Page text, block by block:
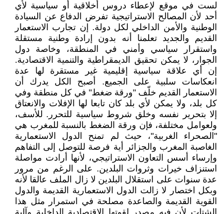
لست في موقع لإعطاء دروس أخلاقية أو سياسية لأي
أحد لأن المصالح الاستراتيجية تفرض الدفاع عن السيادة
الوطنية والأمن الداخلي لكل دولة. إن تجارب الاستعمار
القديم والجديد تعلمنا أنه بدون إرادة وطنية مستقلة
واستقرار سياسي وأمني في المنطقة، وخاصة دول
الجوار، لا يمكن تحقيق الديمقراطية والتنمية الاقتصادية.
إن أي علاقة سياسية إقليمية غير مستقرة لها عدة
انعكاسات سلبية على الجميع. أصبح الكل يدرك أن
الاستعمار القديم خلّف "ورقة ضغط" في كل منطقة وفي
كل بلد، ولا يمكن لأي بلد كان تابعا لها الإفلات والانعتاق
إلا بتحرير نفسه وخلق شروط سياسية للتحرر. للأسف،
ولعوامل مختلفة، فإن ورقة الضغط بالنسبة للمغرب هي
"الصحراء الغربية"، حيث لم تمنح الدول الاستعمارية
الغاصبة المغرب والجزائر أية فرصة للتوصل إلى التفاهم
وإرساء أسس التعاون الاستراتيجي، لأنها أرادت مواصلة
استنزاف خيرات وثروات البلدين. على الرغم من مرور
عدة سنوات على استقلال البلدين لا زال الملف عالقا لأنه
وبكل اختصار لا زالت الدول الاستعمارية القديمة والدول
القوية القديمة والصاعدة مصلحة في استمرار مثل هذا